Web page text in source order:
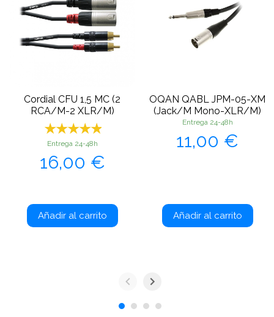
Cordial CFU 1,5 MC (2
RCA/M-2 XLR/M)
Entrega 24-48h
Precio
16,00 €
Añadir al carrito
OQAN QABL JPM-05-XM
(Jack/M Mono-XLR/M)
Entrega 24-48h
Precio
11,00 €
Añadir al carrito